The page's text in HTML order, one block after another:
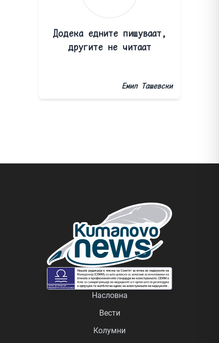
Додека едните пишуваат,
другите не читаат
Емил Ташевски
Насловна
Вести
Колумни